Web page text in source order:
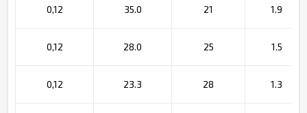
0,12 35.0 21 1.9
0,12 28.0 25 1.5
0,12 23.3 28 1.3